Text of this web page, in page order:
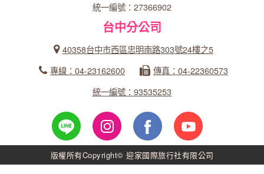
統一編號：27366902
台中分公司
40358台中市西區忠明南路303號24樓之5
專線：04-23162600
傳真：04-22360573
統一編號：93535253
版權所有Copyright© 迎家國際旅行社有限公司